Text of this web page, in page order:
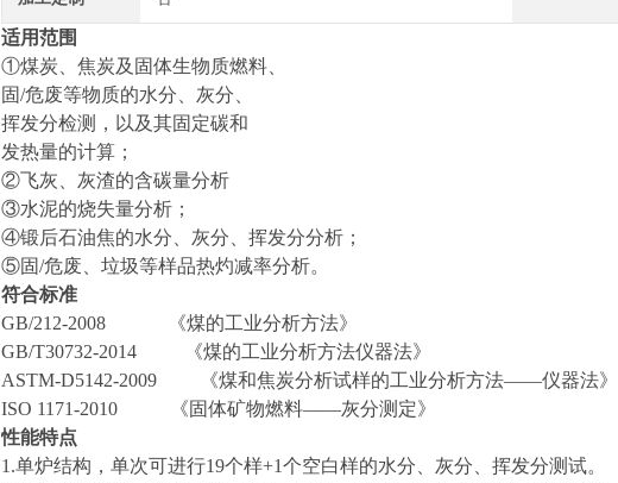
适用范围
①煤炭、焦炭及固体生物质燃料、
固/危废等物质的水分、灰分、
挥发分检测，以及其固定碳和
发热量的计算；
②飞灰、灰渣的含碳量分析
③水泥的烧失量分析；
④锻后石油焦的水分、灰分、挥发分分析；
⑤固/危废、垃圾等样品热灼减率分析。
符合标准
GB/212-2008 《煤的工业分析方法》
GB/T30732-2014 《煤的工业分析方法仪器法》
ASTM-D5142-2009 《煤和焦炭分析试样的工业分析方法——仪器法》
ISO 1171-2010 《固体矿物燃料——灰分测定》
性能特点
1.单炉结构，单次可进行19个样+1个空白样的水分、灰分、挥发分测试。